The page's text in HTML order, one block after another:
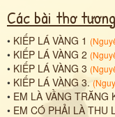
Các bài thơ
• KIẾP LÁ VÀNG 1 (
• KIẾP LÁ VÀNG 2 (
• KIẾP LÁ VÀNG 3 (
• KIẾP LÁ VÀNG 3. (
• EM LÀ VẦNG TRĂNG
• EM CÓ PHẢI LÀ THU